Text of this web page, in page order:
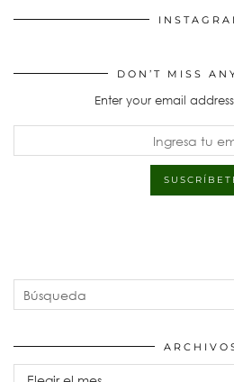
DON’T MISS
Enter your email